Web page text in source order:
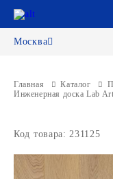
Москва
Главная Каталог
Инженерная доска Lab
Код товара: 231125